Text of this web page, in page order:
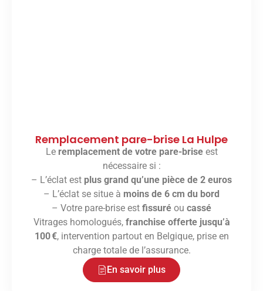
Remplacement pare-brise La Hulpe
Le remplacement de votre pare-briseest
nécessaire si :
– L’éclat est plus grand qu’une pièce de 2 euros
– L’éclat se situe à moins de 6 cm du bord
– Votre pare-brise est fissuré ou cassé
Vitrages homologués, franchise offerte jusqu’à
100 €, intervention partout en Belgique, prise en
charge totale de l’assurance.
En savoir plus